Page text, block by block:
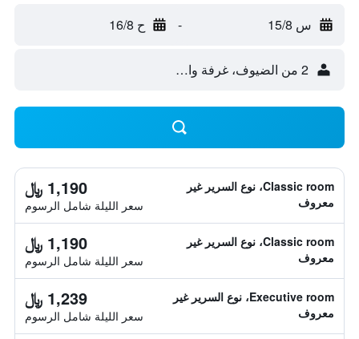
س 15/8 - ح 16/8
2 من الضيوف، غرفة واحدة
Classic room، نوع السرير غير
معروف
1,190 ﷼
سعر الليلة شامل الرسوم
Classic room، نوع السرير غير
معروف
1,190 ﷼
سعر الليلة شامل الرسوم
Executive room، نوع السرير غير
معروف
1,239 ﷼
سعر الليلة شامل الرسوم